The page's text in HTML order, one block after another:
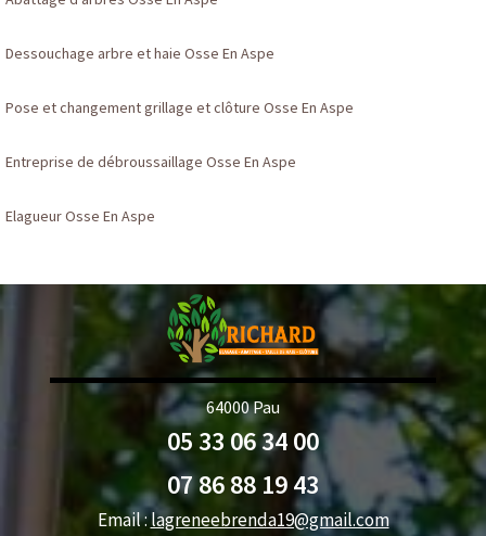
Dessouchage arbre et haie Osse En Aspe
Pose et changement grillage et clôture Osse En Aspe
Entreprise de débroussaillage Osse En Aspe
Elagueur Osse En Aspe
64000 Pau
05 33 06 34 00
07 86 88 19 43
Email :lagreneebrenda19@gmail.com